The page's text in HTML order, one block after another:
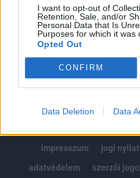
I want to opt-out of
Retention, Sale, and/or
Personal Data that Is
Purposes for which it was
Opted Out
CONFIRM
Data Deletion Data
MÁR ELŐFIZETŐNK VAGY?
impresszum
jogi
adatvédelem
szerzői